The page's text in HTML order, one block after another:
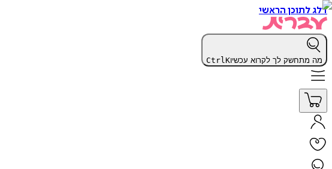
דלג לתוכן הראשי
מה מתחשק לך לקרוא עכשיו CtrlK